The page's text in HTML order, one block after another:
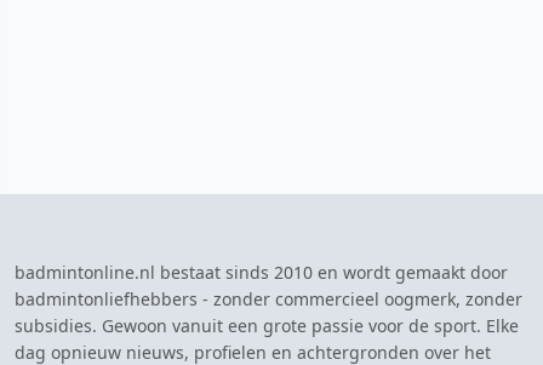
badmintonline.nl bestaat sinds 2010 en wordt gemaakt door
badmintonliefhebbers - zonder commercieel oogmerk, zonder
subsidies. Gewoon vanuit een grote passie voor de sport. Elke
dag opnieuw nieuws, profielen en achtergronden over het